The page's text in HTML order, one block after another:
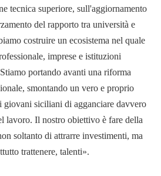
tecnica superiore, sull'aggiornamento
del rapporto tra università e
costruire un ecosistema nel quale
imprese e istituzioni
portando avanti una riforma
smontando un vero e proprio
giovani siciliani di agganciare davvero
lavoro. Il nostro obiettivo è fare della
soltanto di attrarre investimenti, ma
trattenere, talenti».